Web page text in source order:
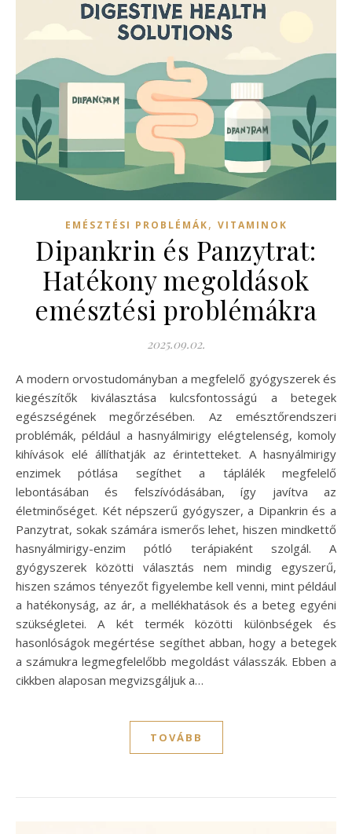
EMÉSZTÉSI PROBLÉMÁK, VITAMINOK
Dipankrin és Panzytrat:
Hatékony megoldások
emésztési problémákra
2025.09.02.
A modern orvostudományban a megfelelő gyógyszerek és
kiegészítők kiválasztása kulcsfontosságú a betegek
egészségének megőrzésében. Az emésztőrendszeri
problémák, például a hasnyálmirigy elégtelenség, komoly
kihívások elé állíthatják az érintetteket. A hasnyálmirigy
enzimek pótlása segíthet a táplálék megfelelő
lebontásában és felszívódásában, így javítva az
életminőséget. Két népszerű gyógyszer, a Dipankrin és a
Panzytrat, sokak számára ismerős lehet, hiszen mindkettő
hasnyálmirigy-enzim pótló terápiaként szolgál. A
gyógyszerek közötti választás nem mindig egyszerű,
hiszen számos tényezőt figyelembe kell venni, mint például
a hatékonyság, az ár, a mellékhatások és a beteg egyéni
szükségletei. A két termék közötti különbségek és
hasonlóságok megértése segíthet abban, hogy a betegek
a számukra legmegfelelőbb megoldást válasszák. Ebben a
cikkben alaposan megvizsgáljuk a…
TOVÁBB